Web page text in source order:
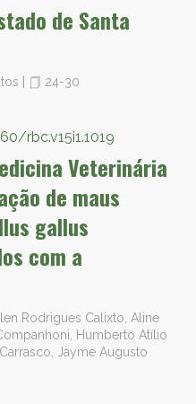
de Santa
24-30
rbc.v15i1.1019
Veterinária
de maus
gallus
com a
Rodrigues Calixto, Aline
Humberto Atílio
Jayme Augusto